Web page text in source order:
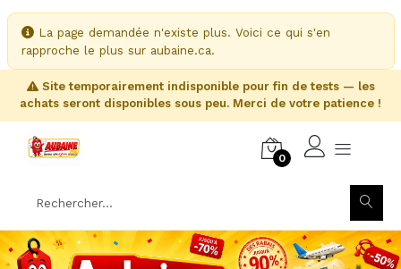
La page demandée n'existe plus. Voici ce qui s'en
rapproche le plus sur aubaine.ca.
Site temporairement indisponible pour fin de tests — les
achats seront disponibles sous peu. Merci de votre patience !
0